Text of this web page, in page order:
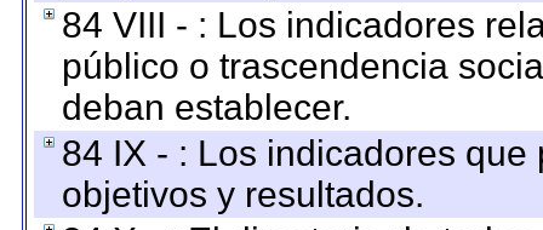
84 VIII - : Los indicadores
público o trascendencia
deban establecer.
84 IX - : Los indicadores
objetivos y resultados.